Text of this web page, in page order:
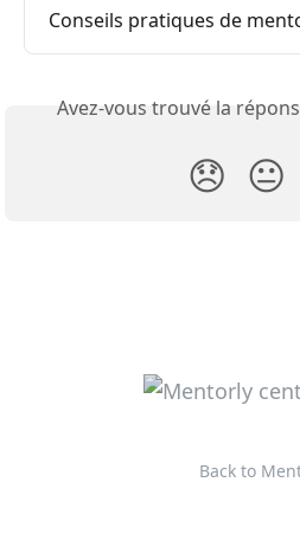
Conseils pratiques de
Avez-vous trouvé la
😞 😐
Back to